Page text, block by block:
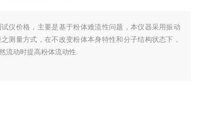
仪价格，主要是基于粉体难流性问题，本仪器采用振动
测量方式，在不改变粉体本身特性和分子结构状态下，
流动时提高粉体流动性.